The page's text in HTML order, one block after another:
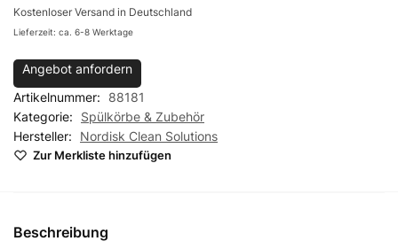
Kostenloser Versand in Deutschland
Lieferzeit: ca. 6-8 Werktage
Angebot anfordern
Artikelnummer:
88181
Kategorie:
Spülkörbe & Zubehör
Hersteller:
Nordisk Clean Solutions
Zur Merkliste hinzufügen
Beschreibung